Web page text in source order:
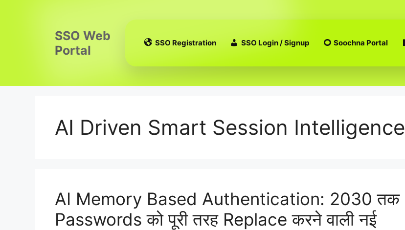
SSO Web
Portal
SSO Registration SSO Login / Signup Soochna Portal
AI Driven Smart Session Intelligence
AI Memory Based Authentication: 2030 तक
Passwords को पूरी तरह Replace करने वाली नई